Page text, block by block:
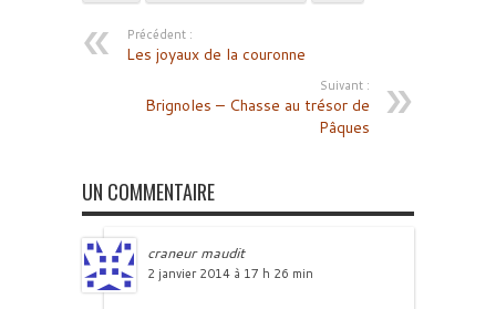
Précédent :
Les joyaux de la couronne
Suivant :
Brignoles – Chasse au trésor de
Pâques
UN COMMENTAIRE
craneur maudit
2 janvier 2014 à 17 h 26 min